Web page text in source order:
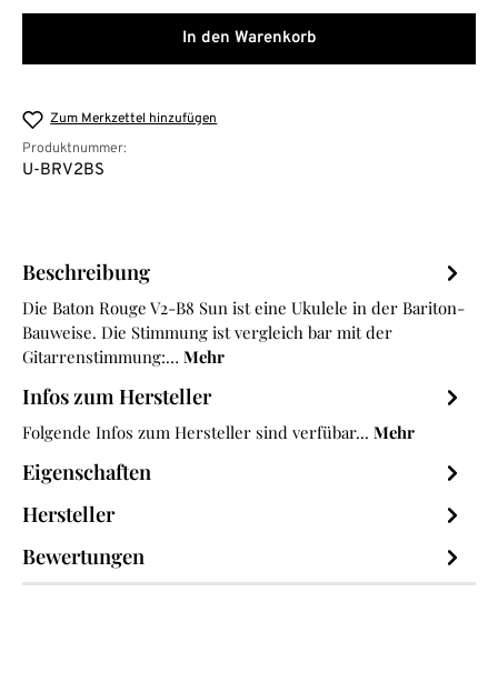
In den Warenkorb
Zum Merkzettel hinzufügen
Produktnummer:
U-BRV2BS
Beschreibung
Die Baton Rouge V2-B8 Sun ist eine Ukulele in der Bariton-
Bauweise. Die Stimmung ist vergleich bar mit der
Gitarrenstimmung:… Mehr
Infos zum Hersteller
Folgende Infos zum Hersteller sind verfübar... Mehr
Eigenschaften
Hersteller
Bewertungen